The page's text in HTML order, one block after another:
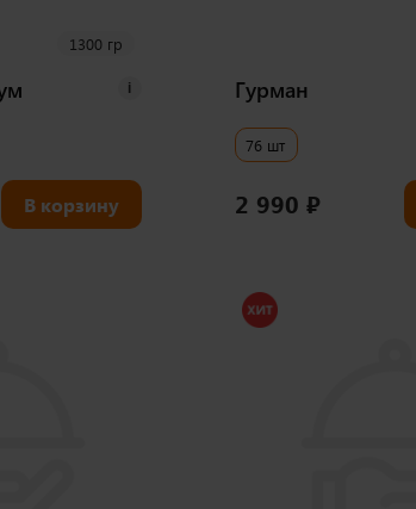
1300 гр
i
В корзину
Гурман
76 шт
2 990₽